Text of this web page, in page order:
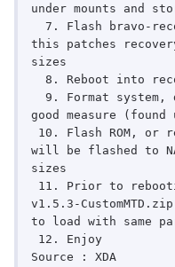
under mounts and
this patches
sizes
good measure (found
will be flashed to
sizes
v1.5.3-
to load with same
Source : XDA